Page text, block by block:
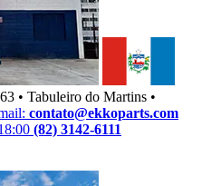
• Tabuleiro do Martins •
contato@ekkoparts.com
(82) 3142-6111